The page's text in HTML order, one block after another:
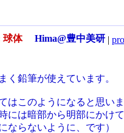
体 Hima@豊中美研 |
く鉛筆が使えています。
はこのようになると思い
には暗部から明部にかけ
ならないように、です）